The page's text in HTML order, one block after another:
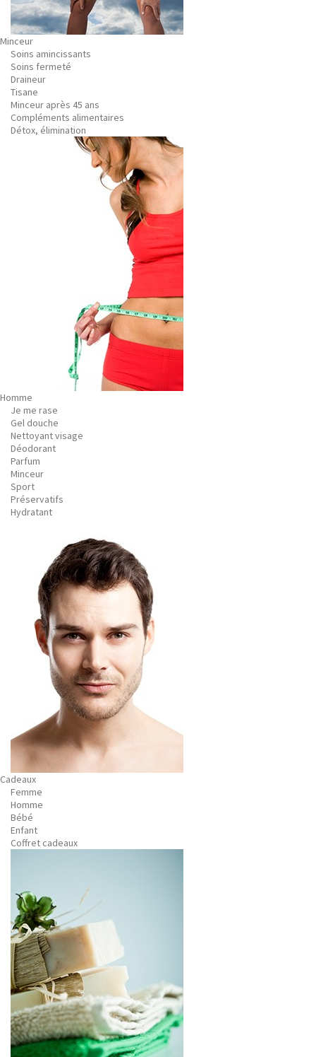
Minceur
Soins amincissants
Soins fermeté
Draineur
Tisane
Minceur après 45 ans
Compléments alimentaires
Détox, élimination
Homme
Je me rase
Gel douche
Nettoyant visage
Déodorant
Parfum
Minceur
Sport
Préservatifs
Hydratant
Cadeaux
Femme
Homme
Bébé
Enfant
Coffret cadeaux